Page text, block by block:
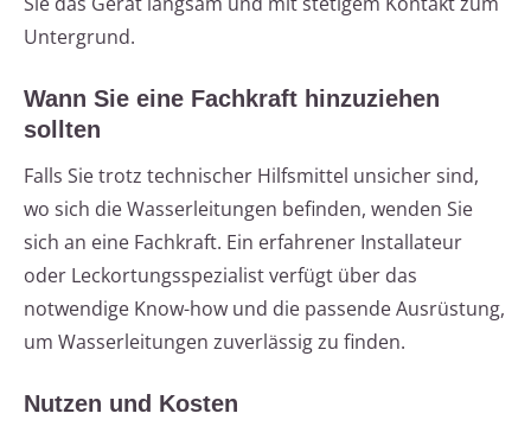
Untergrund.
Wann Sie eine Fachkraft hinzuziehen
sollten
Falls Sie trotz technischer Hilfsmittel unsicher sind,
wo sich die Wasserleitungen befinden, wenden Sie
sich an eine Fachkraft. Ein erfahrener Installateur
oder Leckortungsspezialist verfügt über das
notwendige Know-how und die passende Ausrüstung,
um Wasserleitungen zuverlässig zu finden.
Nutzen und Kosten